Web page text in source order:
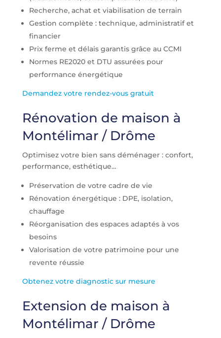
Recherche, achat et viabilisation de terrain
Gestion complète : technique, administratif et
financier
Prix ferme et délais garantis grâce au CCMI
Normes RE2020 et DTU assurées pour
performance énergétique
Demandez votre rendez-vous gratuit
Rénovation de maison à
Montélimar / Drôme
Optimisez votre bien sans déménager : confort,
performance, esthétique…
Préservation de votre cadre de vie
Rénovation énergétique : DPE, isolation,
chauffage
Réorganisation des espaces adaptés à vos
besoins
Valorisation de votre patrimoine pour une
revente réussie
Obtenez votre diagnostic sur mesure
Extension de maison à
Montélimar / Drôme